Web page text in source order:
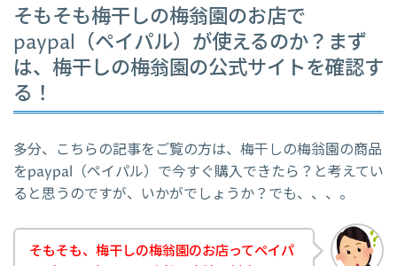
そもそも梅干しの梅翁園のお店で
paypal（ペイパル）が使えるのか？まず
は、梅干しの梅翁園の公式サイトを確認す
る！
多分、こちらの記事をご覧の方は、梅干しの梅翁園の商品
をpaypal（ペイパル）で今すぐ購入できたら？と考えてい
ると思うのですが、いかがでしょうか？でも、、、。
そもそも、梅干しの梅翁園のお店ってペイパ